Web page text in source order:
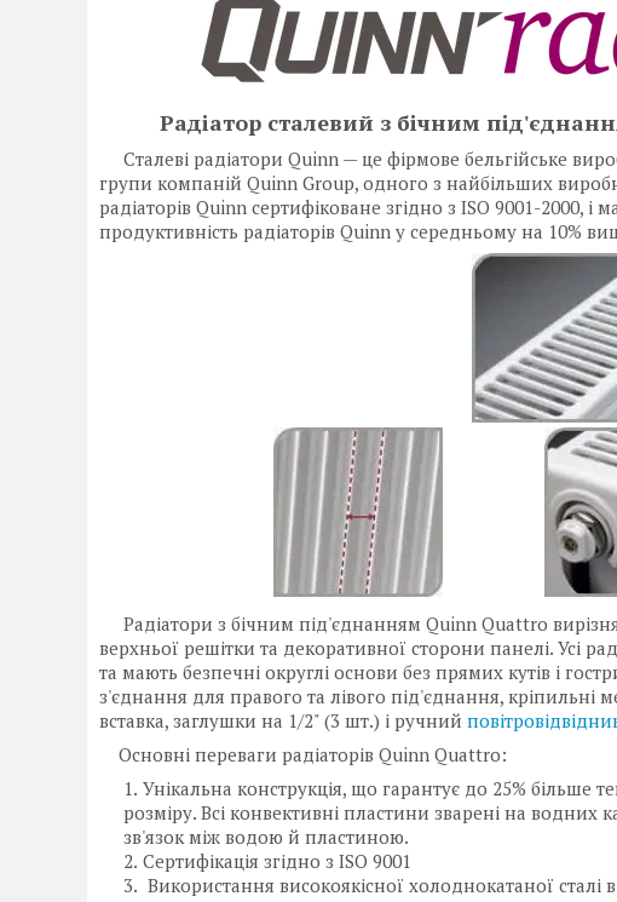
Радіатор сталевий з бічним
Сталеві радіатори Quinn — це фірмове бельгійське
групи компаній Quinn Group, одного з найбільших
радіаторів Quinn сертифіковане згідно з ISO 9001-2000, і
продуктивність радіаторів Quinn у середньому на 10%
Радіатори з бічним під'єднанням Quinn Quattro
верхньої решітки та декоративної сторони панелі. Усі
та мають безпечні округлі основи без прямих кутів і
з'єднання для правого та лівого під'єднання, кріпильні
вставка, заглушки на 1/2" (3 шт.) і ручний
Основні переваги радіаторів Quinn Quattro:
Унікальна конструкція, що гарантує до 25% більше
розміру. Всі конвективні пластини зварені на
зв'язок між водою й пластиною.
Сертифікація згідно з ISO 9001
Використання високоякісної холоднокатаної